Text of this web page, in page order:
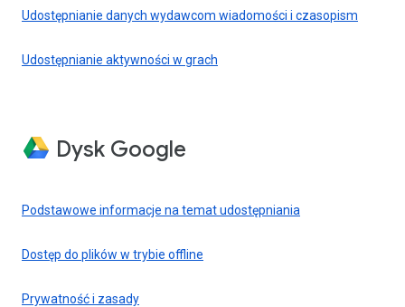
Udostępnianie danych wydawcom wiadomości i czasopism
Udostępnianie aktywności w grach
Dysk Google
Podstawowe informacje na temat udostępniania
Dostęp do plików w trybie offline
Prywatność i zasady